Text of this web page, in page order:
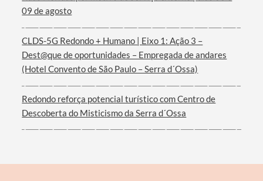
09 de agosto
CLDS-5G Redondo + Humano | Eixo 1: Ação 3 –
Dest@que de oportunidades – Empregada de andares
(Hotel Convento de São Paulo – Serra d´Ossa)
Redondo reforça potencial turístico com Centro de
Descoberta do Misticismo da Serra d´Ossa